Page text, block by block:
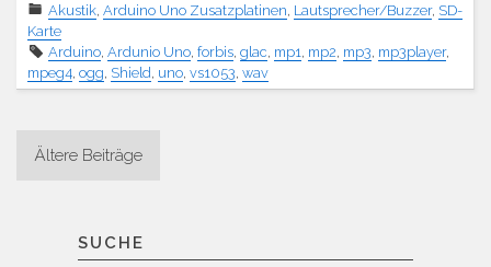
Akustik Arduino Uno Zusatzplatinen Lautsprecher/Buzzer, SD-
Karte
Arduino Ardunio Uno forbis glac mp1 mp2 mp3 mp3player,
mpeg4 ogg Shield uno vs1053 wav
Beitragsnavigation
Ältere Beiträge
SUCHE